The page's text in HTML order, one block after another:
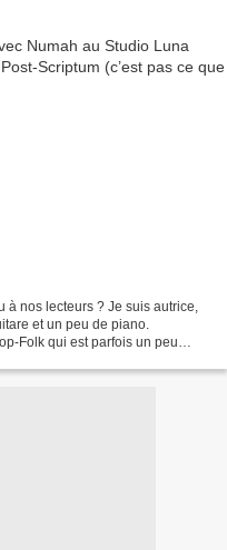
et un peu de piano.
Folk qui est parfois un peu